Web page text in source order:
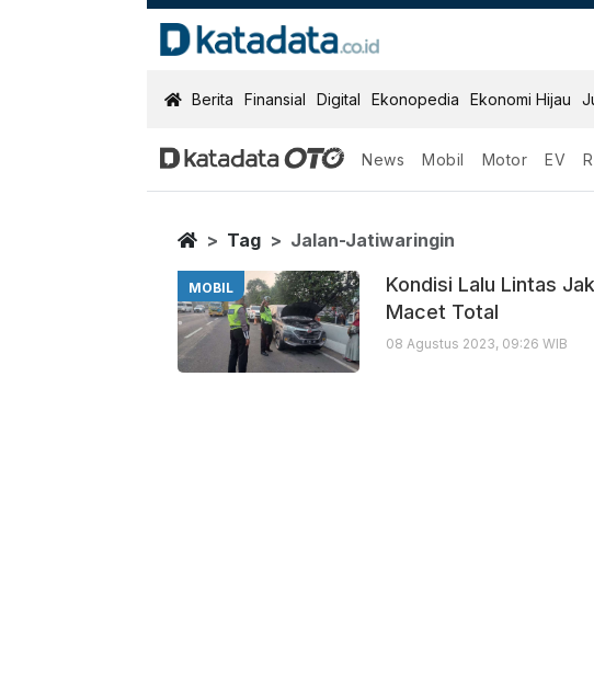
KatadataOTO
Berita Finansial Digital Ekonopedia Ekonomi Hijau
News Mobil Motor EV
Jalan Jatiwaringin
Berita Terbaru
Home
Tag Jalan-Jatiwaringin
MOBIL
Kondisi Lalu Lintas
Macet Total
08 Agustus 2023, 09:26 WIB